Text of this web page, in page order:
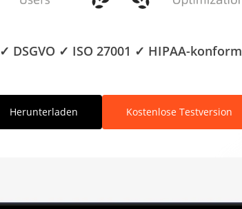
✓ DSGVO ✓ ISO 27001 ✓ HIPAA-konform
Herunterladen Kostenlose Testversion